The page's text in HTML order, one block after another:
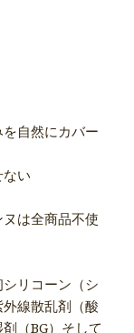
自然にカバー
い
は全商品不使
リコーン（シ
線散乱剤（酸
（BG）そして